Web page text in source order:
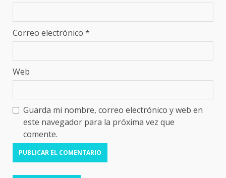
Correo electrónico *
Web
Guarda mi nombre, correo electrónico y web en
este navegador para la próxima vez que
comente.